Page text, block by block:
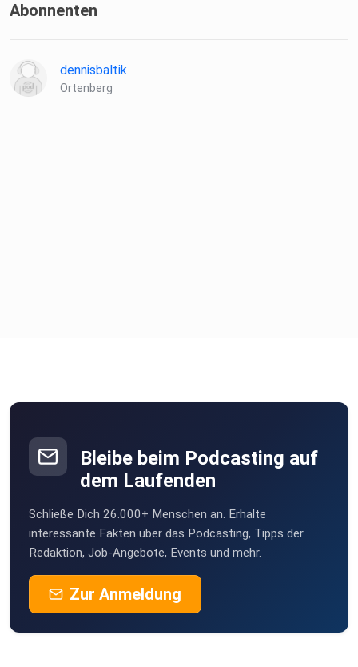
Abonnenten
dennisbaltik
Ortenberg
Bleibe beim Podcasting auf
dem Laufenden
Schließe Dich 26.000+ Menschen an. Erhalte
interessante Fakten über das Podcasting, Tipps der
Redaktion, Job-Angebote, Events und mehr.
Zur Anmeldung